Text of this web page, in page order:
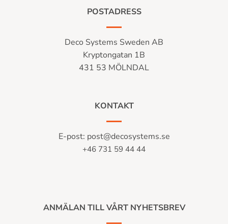
POSTADRESS
Deco Systems Sweden AB
Kryptongatan 1B
431 53 MÖLNDAL
KONTAKT
E-post: post@decosystems.se
+46 731 59 44 44
ANMÄLAN TILL VÅRT NYHETSBREV